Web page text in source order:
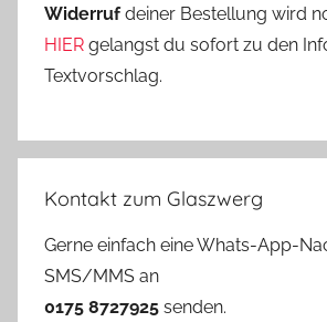
Widerrufdeiner Bestellung wird
HIER gelangst du sofort zu den
Textvorschlag.
Kontakt zum Glaszwerg
Gerne einfach eine Whats-App-
SMS/MMS an
0175 8727925 senden.